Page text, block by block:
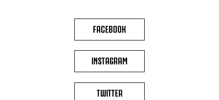
FACEBOOK
INSTAGRAM
TWITTER